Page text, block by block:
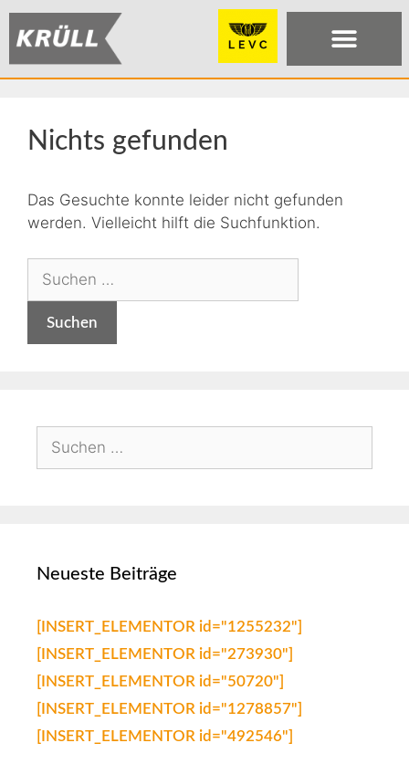
Nichts gefunden
Das Gesuchte konnte leider nicht gefunden
werden. Vielleicht hilft die Suchfunktion.
Neueste Beiträge
[INSERT_ELEMENTOR id="1255232"]
[INSERT_ELEMENTOR id="273930"]
[INSERT_ELEMENTOR id="50720"]
[INSERT_ELEMENTOR id="1278857"]
[INSERT_ELEMENTOR id="492546"]